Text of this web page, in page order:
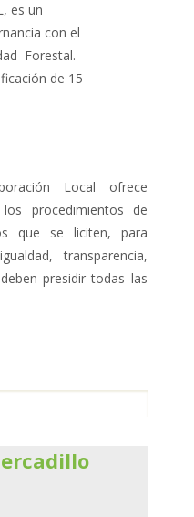
es un
con el
Forestal.
de 15
Local ofrece
procedimientos de
que se liciten, para
transparencia,
presidir todas las